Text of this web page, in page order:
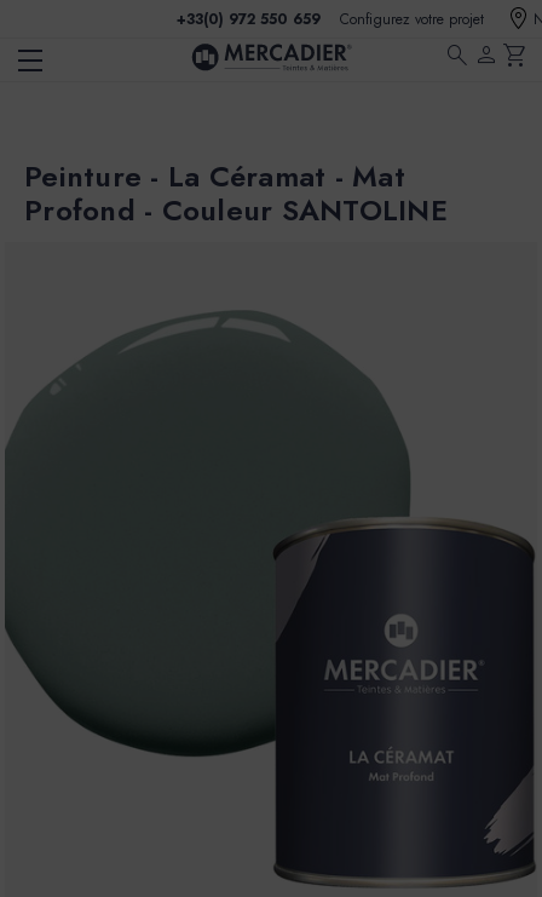
+33(0) 972 550 659 Configurez votre projet
search person shopping_cart
Peinture - La Céramat - Mat
Profond - Couleur SANTOLINE